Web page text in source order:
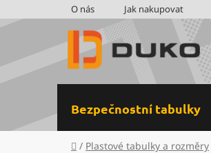
na
O nás Jak nakupovat
Bezpečnostní tabulky
Domů
/ Plastové tabulky a rozměry